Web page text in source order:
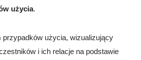
użycia.
przypadków użycia, wizualizujący
i ich relacje na podstawie